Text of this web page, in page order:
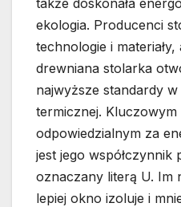
ekologia. Producenci
technologie i
drewniana stolarka
najwyższe standardy
termicznej. Kluczowym
odpowiedzialnym za
jest jego współczynnik
oznaczany literą U. Im
lepiej okno izoluje i